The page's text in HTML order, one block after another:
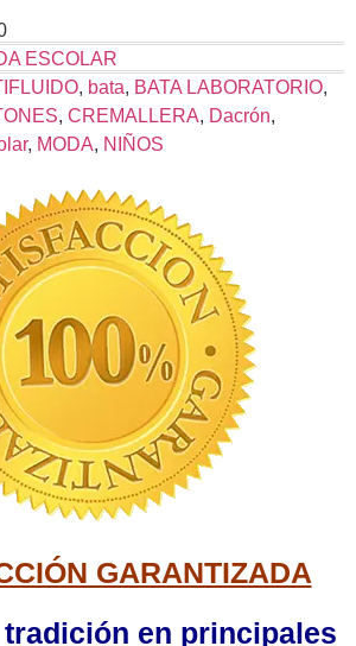
ESCOLAR
, bata, BATA LABORATORIO,
, CREMALLERA, Dacrón,
, MODA, NIÑOS
GARANTIZADA
tradición en principales